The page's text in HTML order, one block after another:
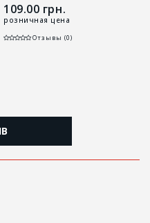
109.00 грн.
розничная цена
Отзывы (0)